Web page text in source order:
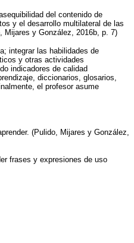
del contenido de
y el desarrollo multilateral de las
Mijares y González, 2016b, p. 7)
integrar las habilidades de
y otras actividades
indicadores de calidad
diccionarios, glosarios,
el profesor asume
(Pulido, Mijares y González,
frases y expresiones de uso